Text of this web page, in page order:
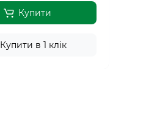
Купити
Купити в 1 клiк